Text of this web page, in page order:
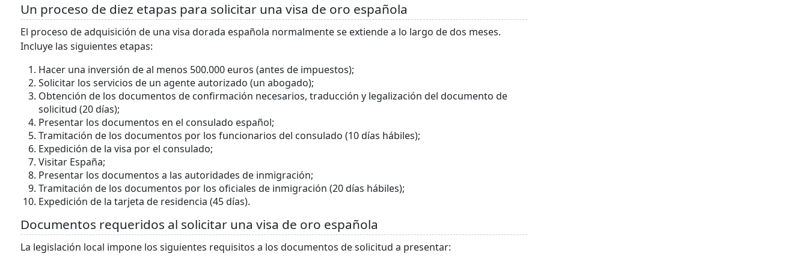
Un proceso de diez etapas para solicitar una visa de oro española
El proceso de adquisición de una visa dorada española normalmente se extiende a lo largo de dos meses.
Incluye las siguientes etapas:
Hacer una inversión de al menos 500.000 euros (antes de impuestos);
Solicitar los servicios de un agente autorizado (un abogado);
Obtención de los documentos de confirmación necesarios, traducción y legalización del documento de
solicitud (20 días);
Presentar los documentos en el consulado español;
Tramitación de los documentos por los funcionarios del consulado (10 días hábiles);
Expedición de la visa por el consulado;
Visitar España;
Presentar los documentos a las autoridades de inmigración;
Tramitación de los documentos por los oficiales de inmigración (20 días hábiles);
Expedición de la tarjeta de residencia (45 días).
Documentos requeridos al solicitar una visa de oro española
La legislación local impone los siguientes requisitos a los documentos de solicitud a presentar: